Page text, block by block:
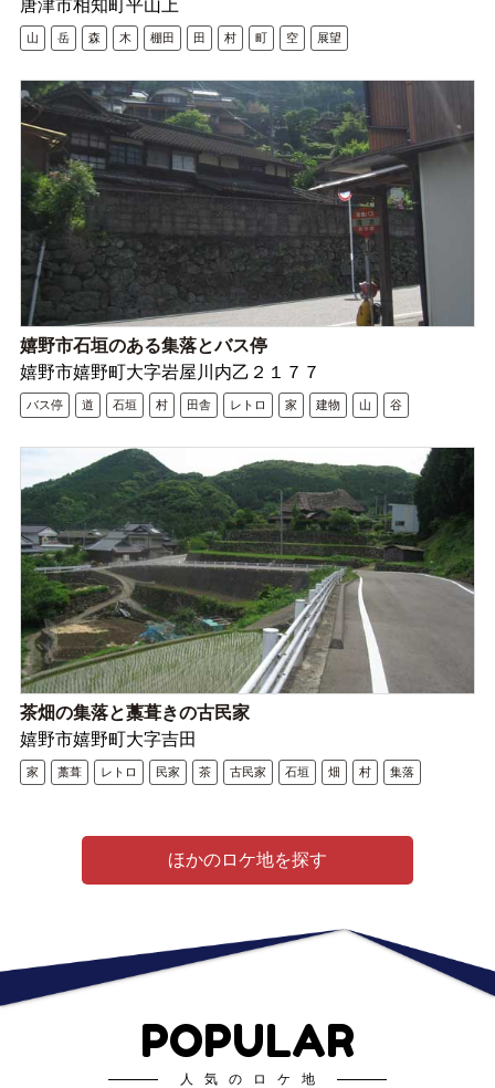
唐津市相知町平山上
山 岳 森 木 棚田 田 村 町 空 展望
嬉野市石垣のある集落とバス停
嬉野市嬉野町大字岩屋川内乙２１７７
バス停 道 石垣 村 田舎 レトロ 家 建物 山 谷
茶畑の集落と藁葺きの古民家
嬉野市嬉野町大字吉田
家 藁葺 レトロ 民家 茶 古民家 石垣 畑 村 集落
ほかのロケ地を探す
POPULAR
人気のロケ地